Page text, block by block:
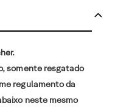
somente resgatado
regulamento da
neste mesmo